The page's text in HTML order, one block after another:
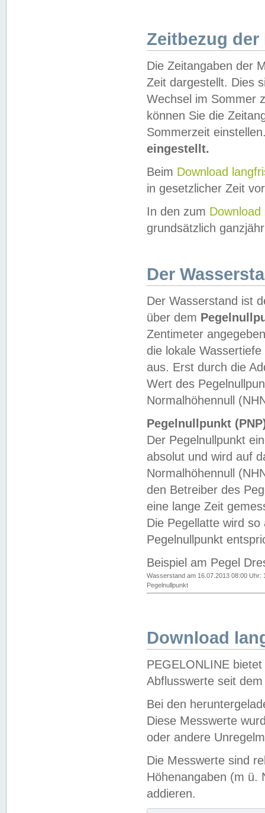
Zeitbezug der
Die Zeitangaben der
Zeit dargestellt. Dies
Wechsel im Sommer
können Sie die
Sommerzeit
eingestellt.
Beim Download
in gesetzlicher Zeit
In den zum Download
grundsätzlich
Der
Der Wasserstand ist
über dem
Zentimeter
die lokale
aus. Erst durch die
Wert des
Normalhöhennull
Pegelnullpunkt
Der Pegelnullpunkt
absolut und wird auf
Normalhöhennull
den Betreiber des
eine lange Zeit
Die Pegellatte wird
Pegelnullpunkt
Beispiel am Pegel
Wasserstand am 16.07.2013 08:00 Uhr:
Pegelnullpunkt
Download
PEGELONLINE
Abflusswerte seit
Bei den
Diese Messwerte
oder andere
Die Messwerte sind
Höhenangaben (m ü.
addieren.